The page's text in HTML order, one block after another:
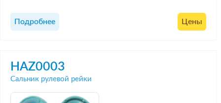
Подробнее Цены
HAZ0003
Сальник рулевой рейки